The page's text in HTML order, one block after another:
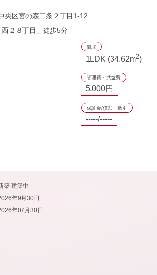
央区宮の森二条２丁目1-12
２８丁目」徒歩5分
間取
1LDK (34.62m2)
管理費・共益費
5,000円
保証金/償却・敷引
-----/-----
築 建築中
年9月30日
年07月30日